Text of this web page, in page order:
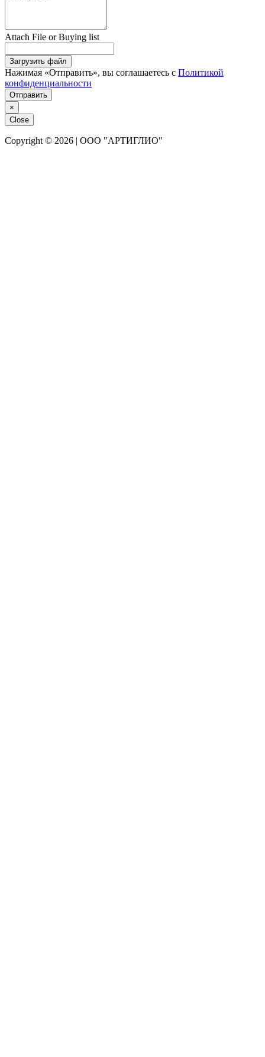
Attach File or Buying list
Загрузить файл
Нажимая «Отправить», вы соглашаетесь с Политикой
конфиденциальности
Отправить
×
Close
Copyright © 2026 | ООО "АРТИГЛИО"